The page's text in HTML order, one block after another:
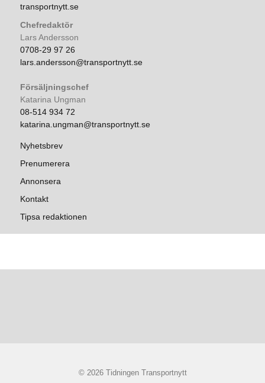
transportnytt.se
Chefredaktör
Lars Andersson
0708-29 97 26
lars.andersson@transportnytt.se
Försäljningschef
Katarina Ungman
08-514 934 72
katarina.ungman@transportnytt.se
Nyhetsbrev
Prenumerera
Annonsera
Kontakt
Tipsa redaktionen
© 2026 Tidningen Transportnytt